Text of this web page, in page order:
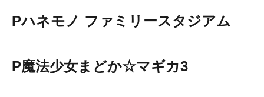
Pハネモノ ファミリースタジアム
P魔法少女まどか☆マギカ3